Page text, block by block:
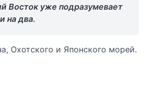
Восток уже подразумевает
на два.
Охотского и Японского морей.